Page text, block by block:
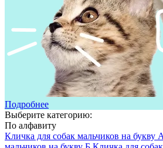
Подробнее
Выберите категорию:
По алфавиту
Кличка для собак мальчиков на букву А